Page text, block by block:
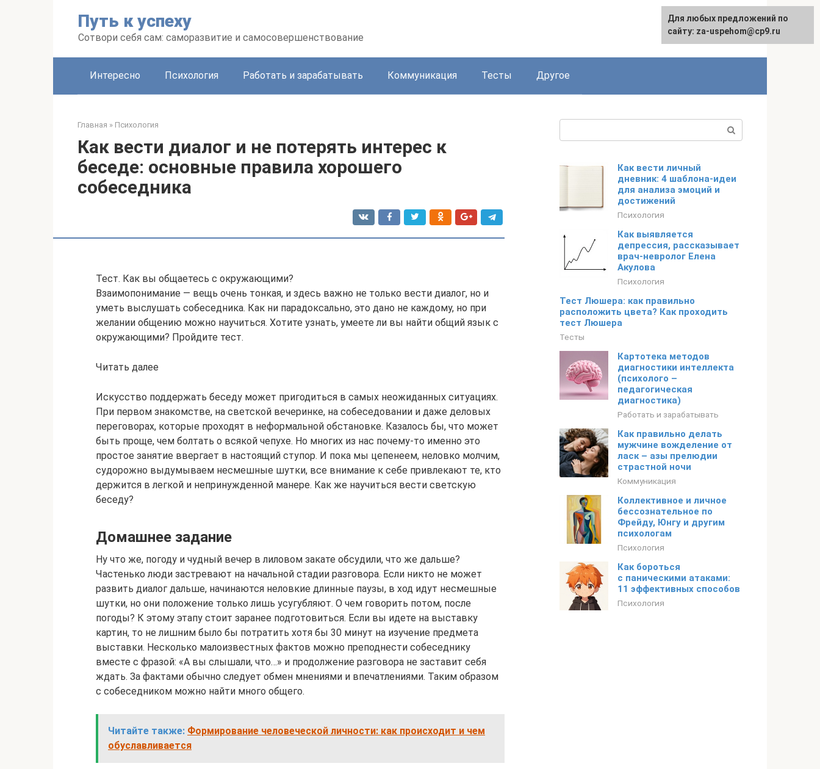
Путь к успеху
Сотвори себя сам: саморазвитие и самосовершенствование
English
Интересно Психология Работать и зарабатывать Коммуникация Тесты Другое
Главная » Психология
Как вести диалог и не потерять интерес к
беседе: основные правила хорошего
собеседника
Тест. Как вы общаетесь с окружающими?
Взаимопонимание — вещь очень тонкая, и здесь важно не только вести диалог, но и
уметь выслушать собеседника. Как ни парадоксально, это дано не каждому, но при
желании общению можно научиться. Хотите узнать, умеете ли вы найти общий язык с
окружающими? Пройдите тест.
Читать далее
Искусство поддержать беседу может пригодиться в самых неожиданных ситуациях.
При первом знакомстве, на светской вечеринке, на собеседовании и даже деловых
переговорах, которые проходят в неформальной обстановке. Казалось бы, что может
быть проще, чем болтать о всякой чепухе. Но многих из нас почему-то именно это
простое занятие ввергает в настоящий ступор. И пока мы цепенеем, неловко молчим,
судорожно выдумываем несмешные шутки, все внимание к себе привлекают те, кто
держится в легкой и непринужденной манере. Как же научиться вести светскую
беседу?
Домашнее задание
Ну что же, погоду и чудный вечер в лиловом закате обсудили, что же дальше?
Частенько люди застревают на начальной стадии разговора. Если никто не может
развить диалог дальше, начинаются неловкие длинные паузы, в ход идут несмешные
шутки, но они положение только лишь усугубляют. О чем говорить потом, после
погоды? К этому этапу стоит заранее подготовиться. Если вы идете на выставку
картин, то не лишним было бы потратить хотя бы 30 минут на изучение предмета
выставки. Несколько малоизвестных фактов можно преподнести собеседнику
вместе с фразой: «А вы слышали, что…» и продолжение разговора не заставит себя
ждать. За фактами обычно следует обмен мнениями и впечатлениями. Таким образом
с собеседником можно найти много общего.
Читайте также: Формирование человеческой личности: как происходит и чем
обуславливается
Как вести личный
дневник: 4 шаблона-идеи
для анализа эмоций и
достижений
Психология
Как выявляется
депрессия, рассказывает
врач-невролог Елена
Акулова
Психология
Тест Люшера: как правильно
расположить цвета? Как проходить
тест Люшера
Тесты
Картотека методов
диагностики интеллекта
(психолого –
педагогическая
диагностика)
Работать и зарабатывать
Как правильно делать
мужчине вожделение от
ласк – азы прелюдии
страстной ночи
Коммуникация
Коллективное и личное
бессознательное по
Фрейду, Юнгу и другим
психологам
Психология
Как бороться
с паническими атаками:
11 эффективных способов
Психология
Для любых предложений по
сайту: za-uspehom@cp9.ru